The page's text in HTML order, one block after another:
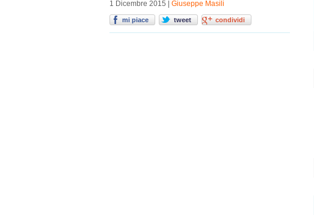
1 Dicembre 2015 | Giuseppe Masili
mi piace tweet condividi